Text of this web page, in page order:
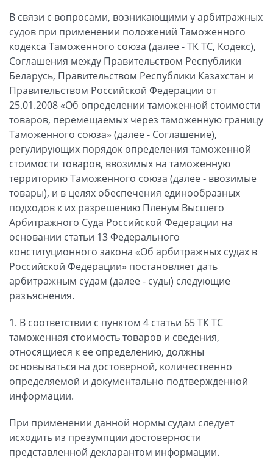
В связи с вопросами, возникающими у арбитражных
судов при применении положений Таможенного
кодекса Таможенного союза (далее - ТК ТС, Кодекс),
Соглашения между Правительством Республики
Беларусь, Правительством Республики Казахстан и
Правительством Российской Федерации от
25.01.2008 «Об определении таможенной стоимости
товаров, перемещаемых через таможенную границу
Таможенного союза» (далее - Соглашение),
регулирующих порядок определения таможенной
стоимости товаров, ввозимых на таможенную
территорию Таможенного союза (далее - ввозимые
товары), и в целях обеспечения единообразных
подходов к их разрешению Пленум Высшего
Арбитражного Суда Российской Федерации на
основании статьи 13 Федерального
конституционного закона «Об арбитражных судах в
Российской Федерации» постановляет дать
арбитражным судам (далее - суды) следующие
разъяснения.
1. В соответствии с пунктом 4 статьи 65 ТК ТС
таможенная стоимость товаров и сведения,
относящиеся к ее определению, должны
основываться на достоверной, количественно
определяемой и документально подтвержденной
информации.
При применении данной нормы судам следует
исходить из презумпции достоверности
представленной декларантом информации.